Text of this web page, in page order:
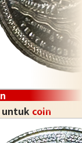
untuk coin